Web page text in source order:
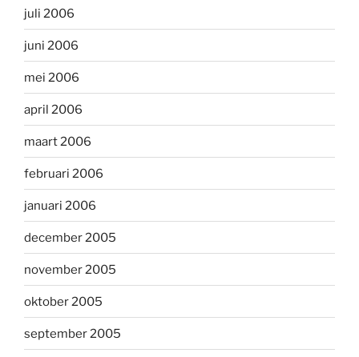
juli 2006
juni 2006
mei 2006
april 2006
maart 2006
februari 2006
januari 2006
december 2005
november 2005
oktober 2005
september 2005